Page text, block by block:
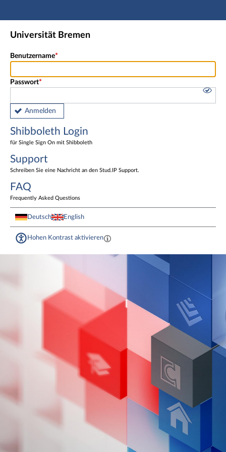
Hauptnavigation
Shibboleth Login
Universität Bremen
Benutzername
Passwort
Anmelden
Shibboleth Login
für Single Sign On mit Shibboleth
Support
Schreiben Sie eine Nachricht an den Stud.IP Support.
FAQ
Frequently Asked Questions
Deutsch English
Hohen Kontrast aktivieren